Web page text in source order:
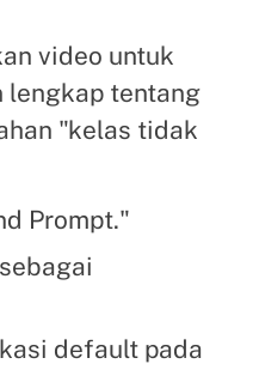
video untuk
lengkap tentang
"kelas tidak
Prompt."
default pada